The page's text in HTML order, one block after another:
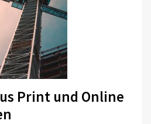
Print und Online